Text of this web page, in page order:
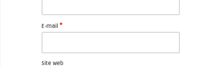
E-mail *
Site web